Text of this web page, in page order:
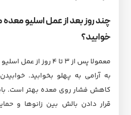
چند روز بعد از عمل اسلیو معده
خوابید؟
معمولا پس از ۳ تا ۴ روز
به آرامی به پهلو بخوابید.
کاهش فشار روی معده بهتر است. باید
قرار دادن بالش بین زانوها و